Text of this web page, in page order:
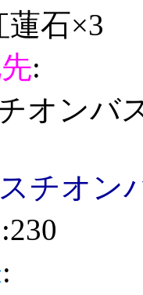
蓮石×3
:
オンバ
チオン
:230
: